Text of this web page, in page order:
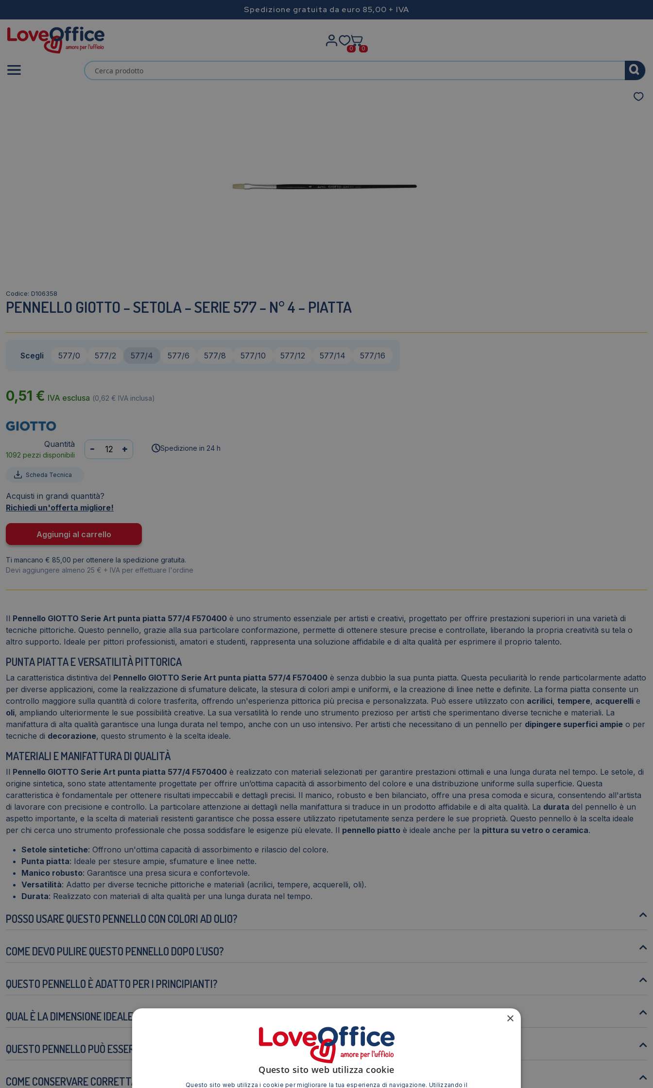
Spedizione gratuita da euro 85,00 + IVA
0 0
Codice: D106358
PENNELLO GIOTTO – SETOLA – SERIE 577 – N° 4 – PIATTA
Scegli 577/0 577/2 577/4 577/6 577/8 577/10 577/12 577/14 577/16
0,51 € IVA esclusa (0,62 € IVA inclusa)
Quantità
1092 pezzi disponibili
Pennello
GIOTTO
Serie
577
-
N°
4
-
piatta
- + Spedizione in 24 h
Scheda Tecnica
Acquisti in grandi quantità?
Richiedi un'offerta migliore!
Aggiungi al carrello
Ti mancano € 85,00 per ottenere la spedizione gratuita.
Devi aggiungere almeno 25 € + IVA per effettuare l'ordine
Il Pennello GIOTTO Serie Art punta piatta 577/4 F570400 è uno strumento essenziale per artisti e creativi, progettato per offrire prestazioni superiori in una varietà di
tecniche pittoriche. Questo pennello, grazie alla sua particolare conformazione, permette di ottenere stesure precise e controllate, liberando la propria creatività su tela o
altro supporto. Ideale per pittori professionisti, amatori e studenti, rappresenta una soluzione affidabile e di alta qualità per esprimere il proprio talento.
PUNTA PIATTA E VERSATILITÀ PITTORICA
La caratteristica distintiva del Pennello GIOTTO Serie Art punta piatta 577/4 F570400 è senza dubbio la sua punta piatta. Questa peculiarità lo rende particolarmente adatto
per diverse applicazioni, come la realizzazione di sfumature delicate, la stesura di colori ampi e uniformi, e la creazione di linee nette e definite. La forma piatta consente un
controllo maggiore sulla quantità di colore trasferita, offrendo un'esperienza pittorica più precisa e personalizzata. Può essere utilizzato con acrilici, tempere, acquerelli e
oli, ampliando ulteriormente le sue possibilità creative. La sua versatilità lo rende uno strumento prezioso per artisti che sperimentano diverse tecniche e materiali. La
manifattura di alta qualità garantisce una lunga durata nel tempo, anche con un uso intensivo. Per artisti che necessitano di un pennello per dipingere superfici ampie o per
tecniche di decorazione, questo strumento è la scelta ideale.
MATERIALI E MANIFATTURA DI QUALITÀ
Il Pennello GIOTTO Serie Art punta piatta 577/4 F570400 è realizzato con materiali selezionati per garantire prestazioni ottimali e una lunga durata nel tempo. Le setole, di
origine sintetica, sono state attentamente progettate per offrire un’ottima capacità di assorbimento del colore e una distribuzione uniforme sulla superficie. Questa
caratteristica è fondamentale per ottenere risultati impeccabili e dettagli precisi. Il manico, robusto e ben bilanciato, offre una presa comoda e sicura, consentendo all'artista
di lavorare con precisione e controllo. La particolare attenzione ai dettagli nella manifattura si traduce in un prodotto affidabile e di alta qualità. La durata del pennello è un
aspetto importante, e la scelta di materiali resistenti garantisce che possa essere utilizzato ripetutamente senza perdere le sue proprietà. Questo pennello è la scelta ideale
per chi cerca uno strumento professionale che possa soddisfare le esigenze più elevate. Il pennello piatto è ideale anche per la pittura su vetro o ceramica.
Setole sintetiche: Offrono un'ottima capacità di assorbimento e rilascio del colore.
Punta piatta: Ideale per stesure ampie, sfumature e linee nette.
Manico robusto: Garantisce una presa sicura e confortevole.
Versatilità: Adatto per diverse tecniche pittoriche e materiali (acrilici, tempere, acquerelli, oli).
Durata: Realizzato con materiali di alta qualità per una lunga durata nel tempo.
POSSO USARE QUESTO PENNELLO CON COLORI AD OLIO?
COME DEVO PULIRE QUESTO PENNELLO DOPO L'USO?
QUESTO PENNELLO È ADATTO PER I PRINCIPIANTI?
QUAL È LA DIMENSIONE IDEALE PER QUESTO PENNELLO?
QUESTO PENNELLO PUÒ ESSERE USATO PER LA PITTURA SU TELA?
COME CONSERVARE CORRETTAMENTE IL PENNELLO PER PROLUNGARNE LA DURATA?
×
Questo sito web utilizza cookie
Questo sito web utilizza i cookie per migliorare la tua esperienza di navigazione. Utilizzando il